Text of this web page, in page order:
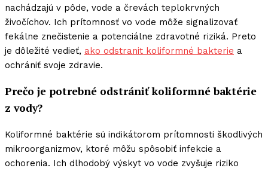
nachádzajú v pôde, vode a črevách teplokrvných
živočíchov. Ich prítomnosť vo vode môže signalizovať
fekálne znečistenie a potenciálne zdravotné riziká. Preto
je dôležité vedieť, ako odstranit koliformné bakterie a
ochrániť svoje zdravie.
Prečo je potrebné odstrániť koliformné baktérie
z vody?
Koliformné baktérie sú indikátorom prítomnosti škodlivých
mikroorganizmov, ktoré môžu spôsobiť infekcie a
ochorenia. Ich dlhodobý výskyt vo vode zvyšuje riziko